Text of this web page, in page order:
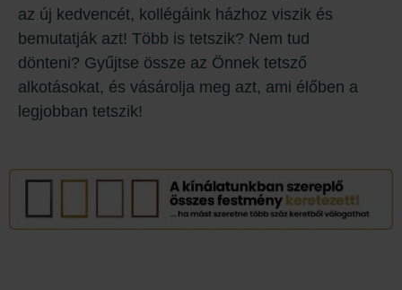
az új kedvencét, kollégáink házhoz viszik és
bemutatják azt! Több is tetszik? Nem tud
dönteni? Gyűjtse össze az Önnek tetsző
alkotásokat, és vásárolja meg azt, ami élőben a
legjobban tetszik!